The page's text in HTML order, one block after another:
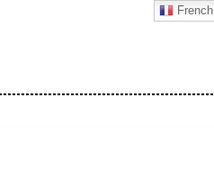
French